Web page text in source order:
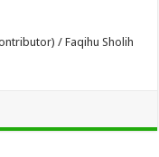
/ Faqihu Sholih